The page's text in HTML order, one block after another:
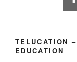
TELUCATION
EDUCATION